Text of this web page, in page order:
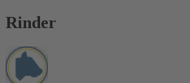
Rinder